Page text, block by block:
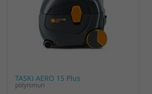
TASKI AERO 15 Plus
pölynimuri